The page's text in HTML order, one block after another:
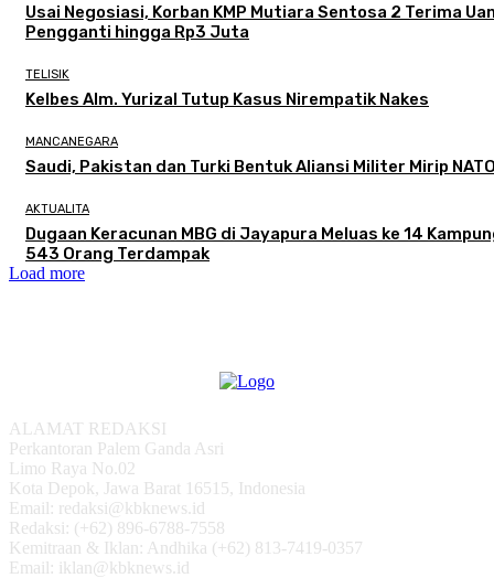
Usai Negosiasi, Korban KMP Mutiara Sentosa 2 Terima
Pengganti hingga Rp3 Juta
TELISIK
Kelbes Alm. Yurizal Tutup Kasus Nirempatik Nakes
MANCANEGARA
Saudi, Pakistan dan Turki Bentuk Aliansi Militer Mirip
AKTUALITA
Dugaan Keracunan MBG di Jayapura Meluas ke 14
543 Orang Terdampak
Load more
ALAMAT REDAKSI
Perkantoran Palem Ganda Asri
Limo Raya No.02
Kota Depok, Jawa Barat 16515, Indonesia
Email: redaksi@kbknews.id
Redaksi: (+62) 896-6788-7558
Kemitraan & Iklan: Andhika (+62) 813-7419-0357
Email: iklan@kbknews.id